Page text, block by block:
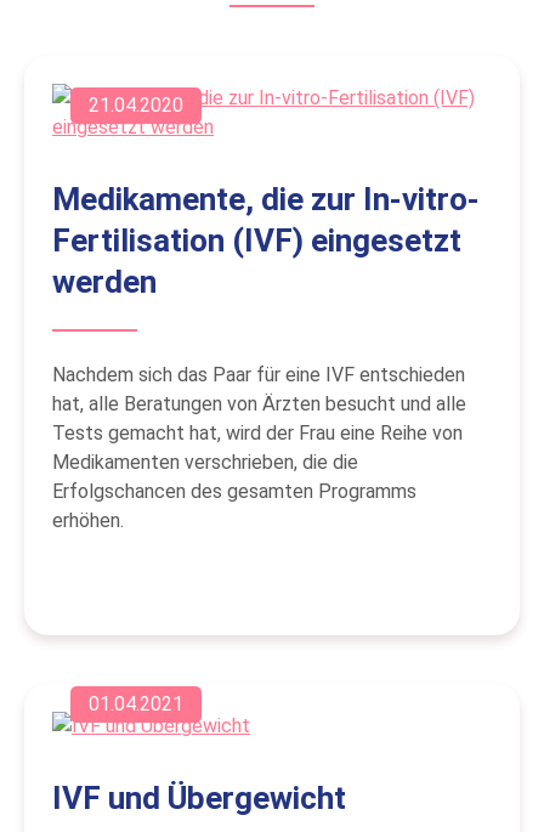
21.04.2020
Medikamente, die zur In-vitro-
Fertilisation (IVF) eingesetzt
werden
Nachdem sich das Paar für eine IVF entschieden
hat, alle Beratungen von Ärzten besucht und alle
Tests gemacht hat, wird der Frau eine Reihe von
Medikamenten verschrieben, die die
Erfolgschancen des gesamten Programms
erhöhen.
01.04.2021
IVF und Übergewicht